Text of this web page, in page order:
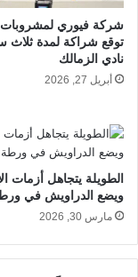
شركة فيوري لمشروبات
توقع شراكة لمدة ثلاث
نادي الزمالك
أبريل 27, 2026
الطويلة يتجاهل أزمات
ويضع الدراويش في
مارس 30, 2026